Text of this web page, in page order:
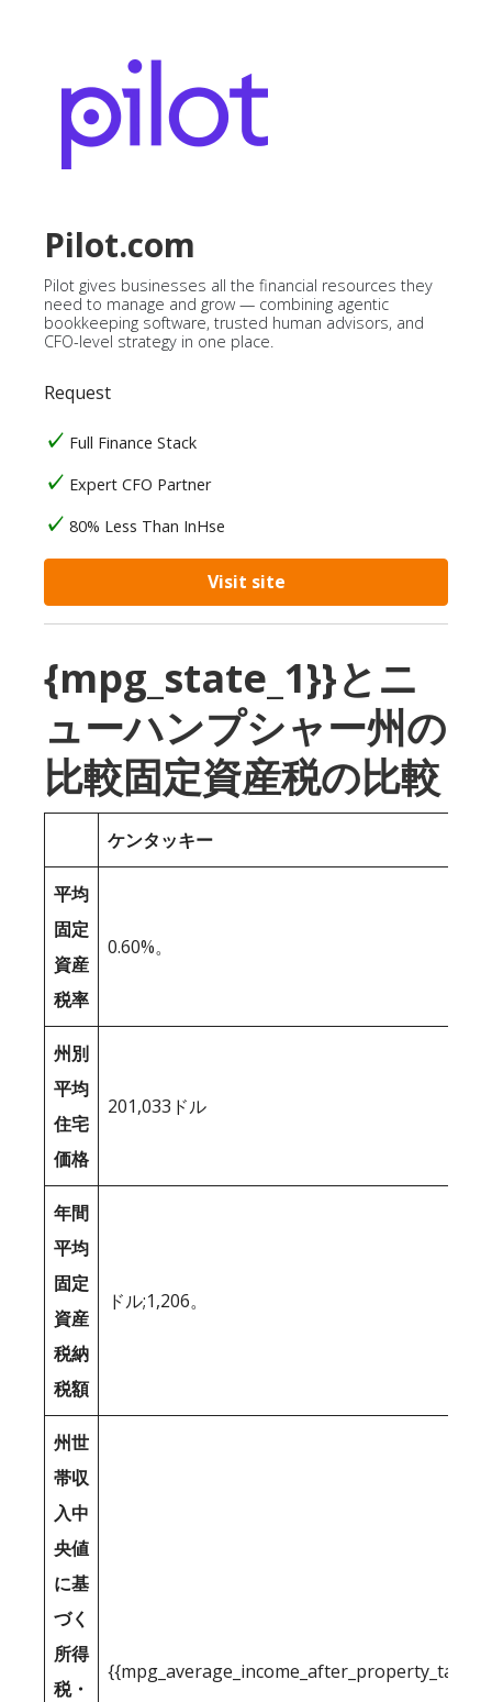
Pilot.com
Pilot gives businesses all the financial resources they
need to manage and grow — combining agentic
bookkeeping software, trusted human advisors, and
CFO-level strategy in one place.
Request
Full Finance Stack
Expert CFO Partner
80% Less Than InHse
Visit site
{mpg_state_1}}とニ
ューハンプシャー州の
比較固定資産税の比較
ケンタッキー
平均
固定
資産
税率
0.60%。
州別
平均
住宅
価格
201,033ドル
年間
平均
固定
資産
税納
税額
ドル;1,206。
州世
帯収
入中
央値
に基
づく
所得
税・